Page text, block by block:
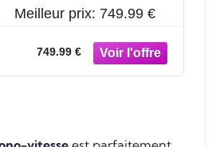
Meilleur prix: 749.99 €
749.99 €